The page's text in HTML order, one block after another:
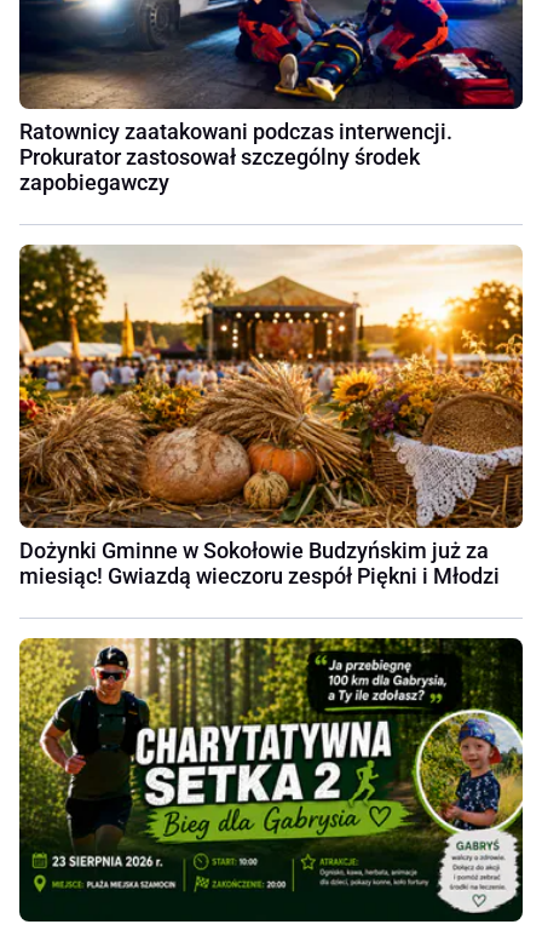
Ratownicy zaatakowani podczas interwencji.
Prokurator zastosował szczególny środek
zapobiegawczy
Dożynki Gminne w Sokołowie Budzyńskim już za
miesiąc! Gwiazdą wieczoru zespół Piękni i Młodzi